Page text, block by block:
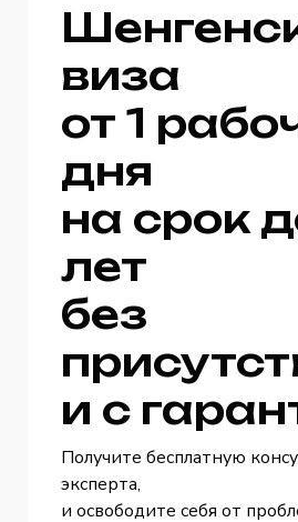
виза
от 1
дня
на срок
лет
без
и с
Получите бесплатную
эксперта,
и освободите себя от